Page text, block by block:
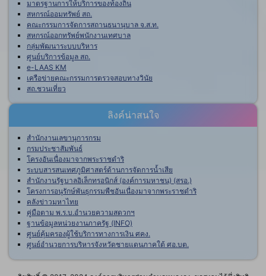
มาตรฐานการให้บริการของท้องถิ่น
สหกรณ์ออมทรัพย์ สถ.
คณะกรรมการจัดการสถานธนานุบาล จ.ส.ท.
สหกรณ์ออกทรัพย์พนักงานเทศบาล
กลุ่มพัฒนาระบบบริหาร
ศูนย์บริการข้อมูล สถ.
e-LAAS KM
เครือข่ายคณะกรรมการตรวจสอบทางวินัย
สถ.ชวนเที่ยว
ลิงค์น่าสนใจ
สำนักงานเลขานุการกรม
กรมประชาสัมพันธ์
โครงอันเนื่องมาจากพระราชดำริ
ระบบสารสนเทศภูมิศาสตร์ด้านการจัดการน้ำเสีย
สำนักงานรัฐบาลอิเล็กทรอนิกส์ (องค์การมหาชน) (สรอ.)
โครงการอนุรักษ์พันธุกรรมพืชอันเนื่องมาจากพระราชดำริ
คลังข่าวมหาไทย
คู่มือตาม พ.ร.บ.อำนวยความสดวกฯ
ฐานข้อมูลหน่วยงานภาครัฐ (INFO)
ศูนย์คุ้มครองผู้ใช้บริการทางการเงิน ศคง.
ศูนย์อำนวยการบริหารจังหวัดชายแดนภาคใต้ ศอ.บต.